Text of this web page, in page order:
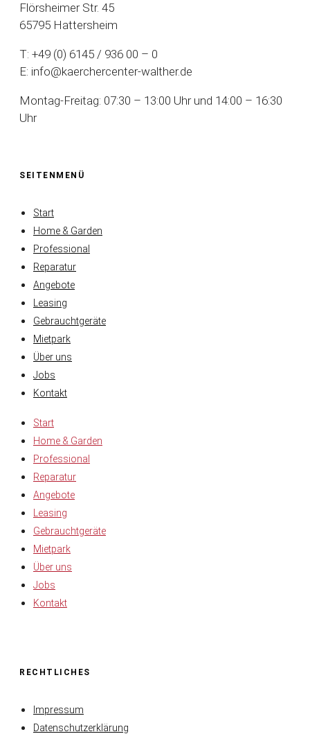
Flörsheimer Str. 45
65795 Hattersheim
T: +49 (0) 6145 / 936 00 – 0
E: info@kaerchercenter-walther.de
Montag-Freitag: 07:30 – 13:00 Uhr und 14:00 – 16:30
Uhr
SEITENMENÜ
Start
Home & Garden
Professional
Reparatur
Angebote
Leasing
Gebrauchtgeräte
Mietpark
Über uns
Jobs
Kontakt
Start
Home & Garden
Professional
Reparatur
Angebote
Leasing
Gebrauchtgeräte
Mietpark
Über uns
Jobs
Kontakt
RECHTLICHES
Impressum
Datenschutzerklärung